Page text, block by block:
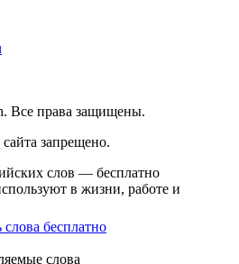
Все права защищены.
запрещено.
слов — бесплатно
в жизни, работе и
бесплатно
слова